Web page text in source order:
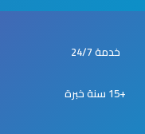
خدمة 24/7
+15 سنة خبرة